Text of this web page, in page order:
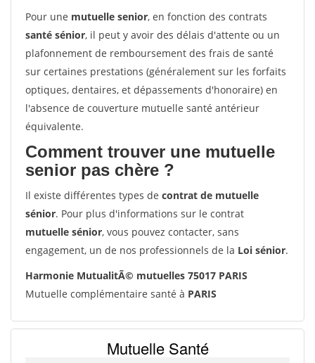
Pour une mutuelle senior, en fonction des contrats
santé sénior, il peut y avoir des délais d'attente ou un
plafonnement de remboursement des frais de santé
sur certaines prestations (généralement sur les forfaits
optiques, dentaires, et dépassements d'honoraire) en
l'absence de couverture mutuelle santé antérieur
équivalente.
Comment trouver une mutuelle
senior pas chère ?
Il existe différentes types de contrat de mutuelle
sénior. Pour plus d'informations sur le contrat
mutuelle sénior, vous pouvez contacter, sans
engagement, un de nos professionnels de la Loi sénior.
Harmonie MutualitÃ© mutuelles 75017 PARIS
Mutuelle complémentaire santé à PARIS